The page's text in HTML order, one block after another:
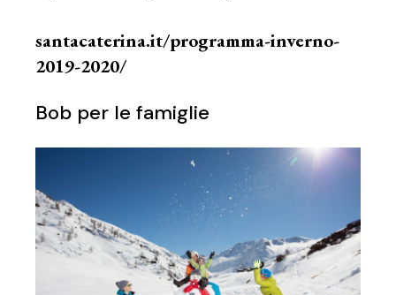
santacaterina.it/programma-inverno-
2019-2020/
Bob per le famiglie